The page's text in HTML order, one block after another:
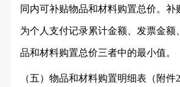
同内可补贴物品和材料购置总价。补
为个人支付记录累计金额、发票金额
品和材料购置总价三者中的最小值。
（五）物品和材料购置明细表（附件